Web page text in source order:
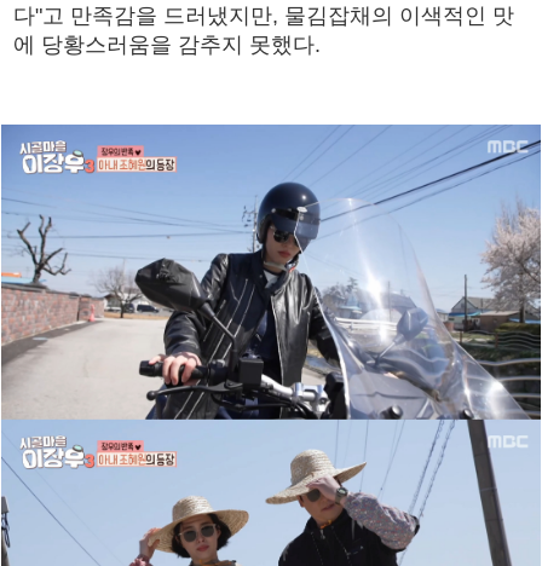
다"고 만족감을 드러냈지만, 물김잡채의 이색적인 맛
에 당황스러움을 감추지 못했다.